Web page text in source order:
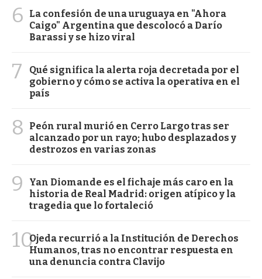
6
La confesión de una uruguaya en "Ahora
Caigo" Argentina que descolocó a Darío
Barassi y se hizo viral
7
Qué significa la alerta roja decretada por el
gobierno y cómo se activa la operativa en el
país
8
Peón rural murió en Cerro Largo tras ser
alcanzado por un rayo; hubo desplazados y
destrozos en varias zonas
9
Yan Diomande es el fichaje más caro en la
historia de Real Madrid: origen atípico y la
tragedia que lo fortaleció
10Ojeda recurrió a la Institución de Derechos
Humanos, tras no encontrar respuesta en
una denuncia contra Clavijo